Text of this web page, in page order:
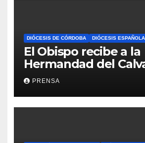
DIÓCESIS DE CÓRDOBA DIÓCESIS
El Obispo recibe a la
Hermandad del
PRENSA